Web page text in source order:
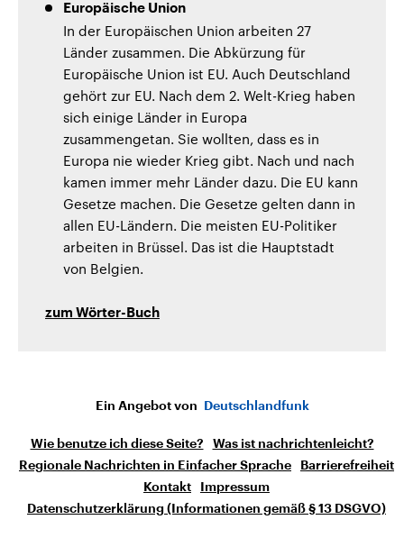
Europäische Union
In der Europäischen Union arbeiten 27
Länder zusammen. Die Abkürzung für
Europäische Union ist EU. Auch Deutschland
gehört zur EU. Nach dem 2. Welt-Krieg haben
sich einige Länder in Europa
zusammengetan. Sie wollten, dass es in
Europa nie wieder Krieg gibt. Nach und nach
kamen immer mehr Länder dazu. Die EU kann
Gesetze machen. Die Gesetze gelten dann in
allen EU-Ländern. Die meisten EU-Politiker
arbeiten in Brüssel. Das ist die Hauptstadt
von Belgien.
zum Wörter-Buch
Ein Angebot von Deutschlandfunk
Wie benutze ich diese Seite?
Was ist nachrichtenleicht?
Regionale Nachrichten in Einfacher Sprache
Barrierefreiheit
Kontakt
Impressum
Datenschutzerklärung (Informationen gemäß § 13 DSGVO)